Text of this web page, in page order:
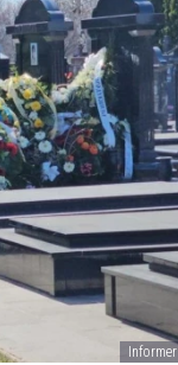
Informer